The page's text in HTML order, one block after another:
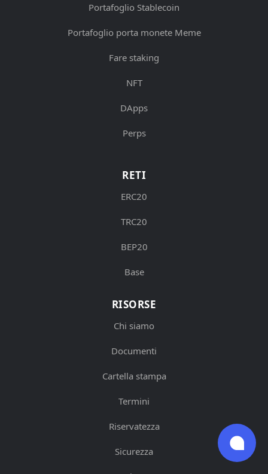
Portafoglio Stablecoin
Portafoglio porta monete Meme
Fare staking
NFT
DApps
Perps
RETI
ERC20
TRC20
BEP20
Base
RISORSE
Chi siamo
Documenti
Cartella stampa
Termini
Riservatezza
Sicurezza